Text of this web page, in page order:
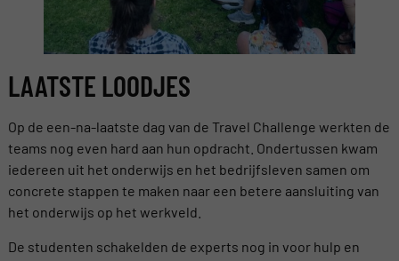
LAATSTE LOODJES
Op de een-na-laatste dag van de Travel Challenge werkten de
teams nog even hard aan hun opdracht. Ondertussen kwam
iedereen uit het onderwijs en het bedrijfsleven samen om
concrete stappen te maken naar een betere aansluiting van
het onderwijs op het werkveld.
De studenten schakelden de experts nog in voor hulp en